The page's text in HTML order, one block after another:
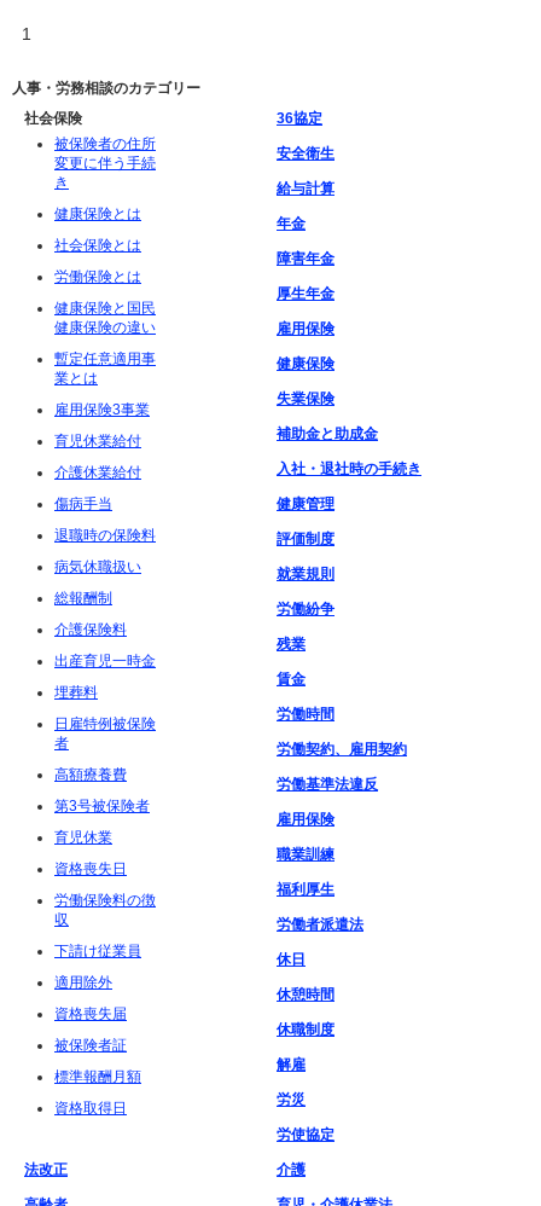
1
人事・労務相談のカテゴリー
社会保険
被保険者の住所
変更に伴う手続
き
健康保険とは
社会保険とは
労働保険とは
健康保険と国民
健康保険の違い
暫定任意適用事
業とは
雇用保険3事業
育児休業給付
介護休業給付
傷病手当
退職時の保険料
病気休職扱い
総報酬制
介護保険料
出産育児一時金
埋葬料
日雇特例被保険
者
高額療養費
第3号被保険者
育児休業
資格喪失日
労働保険料の徴
収
下請け従業員
適用除外
資格喪失届
被保険者証
標準報酬月額
資格取得日
36協定
安全衛生
給与計算
年金
障害年金
厚生年金
雇用保険
健康保険
失業保険
補助金と助成金
入社・退社時の手続き
健康管理
評価制度
就業規則
労働紛争
残業
賃金
労働時間
労働契約、雇用契約
労働基準法違反
雇用保険
職業訓練
福利厚生
労働者派遣法
休日
休憩時間
休職制度
解雇
労災
労使協定
法改正 介護